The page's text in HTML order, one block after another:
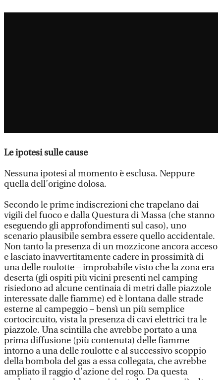
Le ipotesi sulle cause
Nessuna ipotesi al momento è esclusa. Neppure
quella dell’origine dolosa.
Secondo le prime indiscrezioni che trapelano dai
vigili del fuoco e dalla Questura di Massa (che stanno
eseguendo gli approfondimenti sul caso), uno
scenario plausibile sembra essere quello accidentale.
Non tanto la presenza di un mozzicone ancora acceso
e lasciato inavvertitamente cadere in prossimità di
una delle roulotte – improbabile visto che la zona era
deserta (gli ospiti più vicini presenti nel camping
risiedono ad alcune centinaia di metri dalle piazzole
interessate dalle fiamme) ed è lontana dalle strade
esterne al campeggio – bensì un più semplice
cortocircuito, vista la presenza di cavi elettrici tra le
piazzole. Una scintilla che avrebbe portato a una
prima diffusione (più contenuta) delle fiamme
intorno a una delle roulotte e al successivo scoppio
della bombola del gas a essa collegata, che avrebbe
ampliato il raggio d’azione del rogo. Da questa